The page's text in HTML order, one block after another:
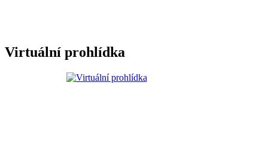
Virtuální prohlídka